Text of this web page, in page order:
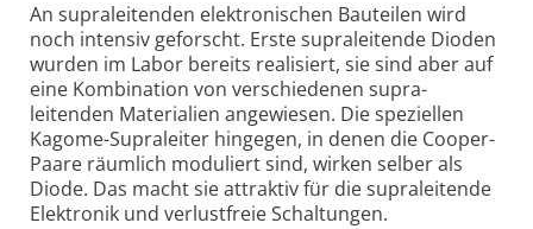
An supraleitenden elek­tronischen Bauteilen wird
noch intensiv geforscht. Erste supraleitende Dioden
wurden im Labor bereits realisiert, sie sind aber auf
eine Kombination von verschiedenen supra­
leitenden Materialien angewiesen. Die speziellen
Kagome-Supra­leiter hingegen, in denen die Cooper-
Paare räumlich moduliert sind, wirken selber als
Diode. Das macht sie attraktiv für die supra­leitende
Elektronik und verlust­freie Schaltungen.